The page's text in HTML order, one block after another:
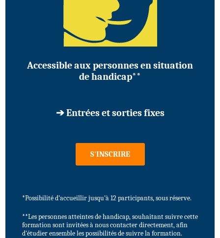
Accessible aux personnes en situation
de handicap**
➔ Entrées et sorties fixes
S'INSCRIRE
*Possibilité d’accueillir jusqu’à 12 participants, sous réserve.
**Les personnes atteintes de handicap, souhaitant suivre cette
formation sont invitées à nous contacter directement, afin
d’étudier ensemble les possibilités de suivre la formation.